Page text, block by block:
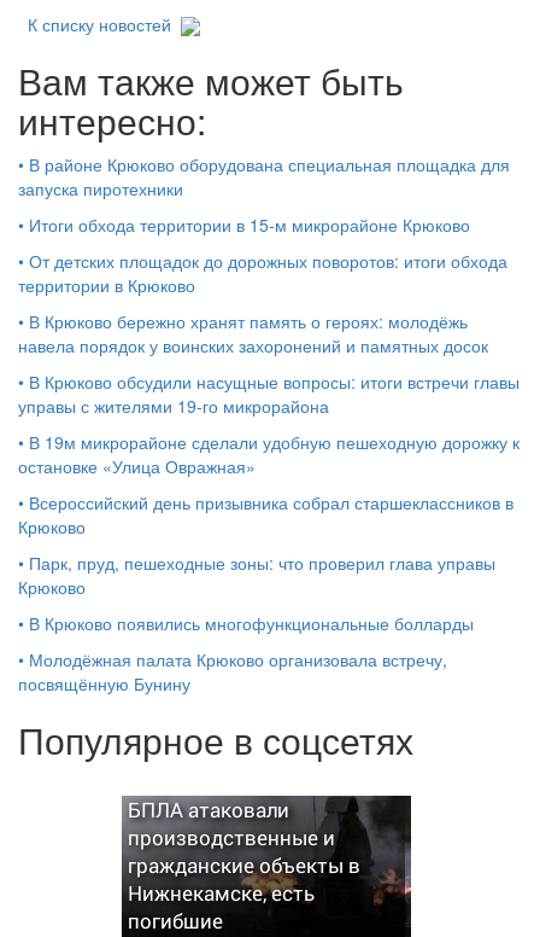
К списку новостей
Вам также может быть
интересно:
• В районе Крюково оборудована специальная площадка для
запуска пиротехники
• Итоги обхода территории в 15‑м микрорайоне Крюково
• От детских площадок до дорожных поворотов: итоги обхода
территории в Крюково
• В Крюково бережно хранят память о героях: молодёжь
навела порядок у воинских захоронений и памятных досок
• В Крюково обсудили насущные вопросы: итоги встречи главы
управы с жителями 19‑го микрорайона
• В 19м микрорайоне сделали удобную пешеходную дорожку к
остановке «Улица Овражная»
• Всероссийский день призывника собрал старшеклассников в
Крюково
• Парк, пруд, пешеходные зоны: что проверил глава управы
Крюково
• В Крюково появились многофункциональные болларды
• Молодёжная палата Крюково организовала встречу,
посвящённую Бунину
Популярное в соцсетях
БПЛА атаковали
производственные и
гражданские объекты в
Нижнекамске, есть
погибшие